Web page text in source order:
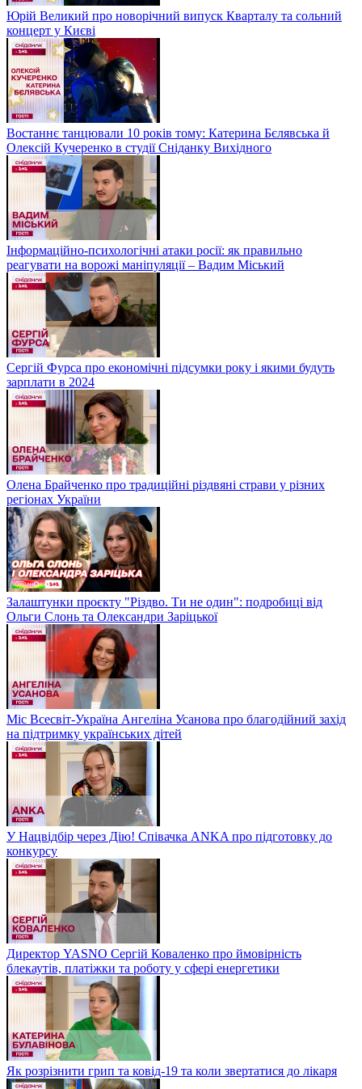
Юрій Великий про новорічний випуск Кварталу та сольний
концерт у Києві
Востаннє танцювали 10 років тому: Катерина Бєлявська й
Олексій Кучеренко в студії Сніданку Вихідного
Інформаційно-психологічні атаки росії: як правильно
реагувати на ворожі маніпуляції – Вадим Міський
Сергій Фурса про економічні підсумки року і якими будуть
зарплати в 2024
Олена Брайченко про традиційні різдвяні страви у різних
регіонах України
Залаштунки проєкту "Різдво. Ти не один": подробиці від
Ольги Слонь та Олександри Заріцької
Міс Всесвіт-Україна Ангеліна Усанова про благодійний захід
на підтримку українських дітей
У Нацвідбір через Дію! Співачка ANKA про підготовку до
конкурсу
Директор YASNO Сергій Коваленко про ймовірність
блекаутів, платіжки та роботу у сфері енергетики
Як розрізнити грип та ковід-19 та коли звертатися до лікаря